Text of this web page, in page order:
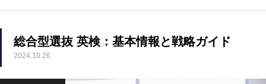
総合型選抜 英検：基本情報と戦略ガイド
2024.10.26